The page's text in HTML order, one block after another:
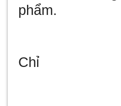
phẩm.
Chỉ